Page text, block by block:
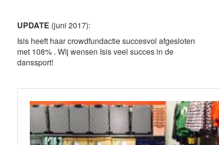
UPDATE (juni 2017):
Isis heeft haar crowdfundactie succesvol afgesloten
met 108% . Wij wensen Isis veel succes in de
danssport!